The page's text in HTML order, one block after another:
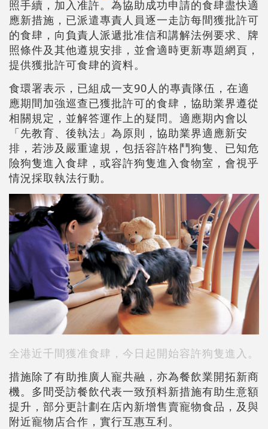
照手續，加入准許。為協助成功申請的食肆盡快適
應新措施，已派遣專責人員逐一走訪每間獲批許可
的食肆，向負責人派遞批准信和講解法例要求、牌
照條件及其他遵規安排，並會適時更新專題網頁，
提供獲批許可食肆的資料。
食環署表示，已組成一支90人的專責隊伍，在適
應期間加強巡查已獲批許可的食肆，協助業界遵從
相關規定，並解答運作上的疑問。適應期內會以
「先教育、後執法」為原則，協助業界適應新安
排，若涉及嚴重違規，包括容許格鬥狗隻、已知危
險狗隻進入食肆，或容許狗隻進入食物室，會視乎
情況採取執法行動。
全港近千間獲准食肆，今日起開始容許狗隻進入。
措施除了有助推廣人寵共融，亦為餐飲業開拓新商
機。多間受訪餐飲代表一致預料新措施有助生意額
提升，部分更計劃在店內新增售賣寵物食品，及與
附近寵物店合作，實行互惠互利。